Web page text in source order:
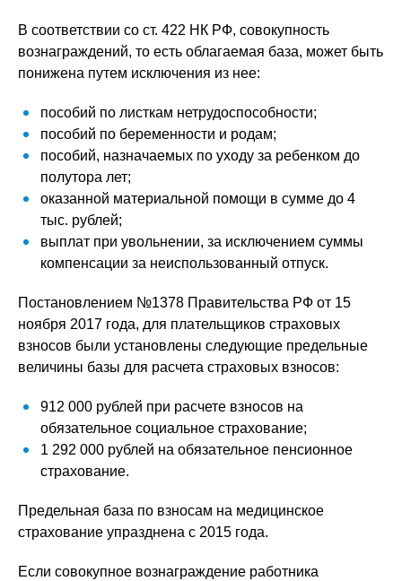
В соответствии со ст. 422 НК РФ, совокупность
вознаграждений, то есть облагаемая база, может быть
понижена путем исключения из нее:
пособий по листкам нетрудоспособности;
пособий по беременности и родам;
пособий, назначаемых по уходу за ребенком до
полутора лет;
оказанной материальной помощи в сумме до 4
тыс. рублей;
выплат при увольнении, за исключением суммы
компенсации за неиспользованный отпуск.
Постановлением №1378 Правительства РФ от 15
ноября 2017 года, для плательщиков страховых
взносов были установлены следующие предельные
величины базы для расчета страховых взносов:
912 000 рублей при расчете взносов на
обязательное социальное страхование;
1 292 000 рублей на обязательное пенсионное
страхование.
Предельная база по взносам на медицинское
страхование упразднена с 2015 года.
Если совокупное вознаграждение работника